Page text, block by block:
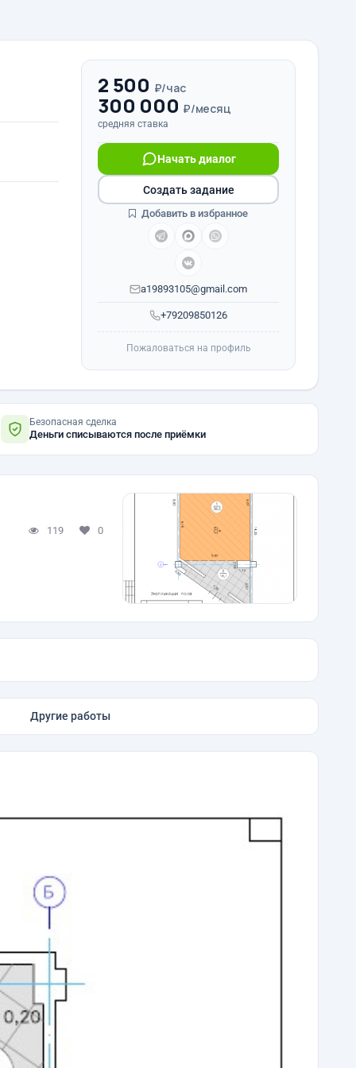
2 500 ₽/час
300 000 ₽/месяц
средняя ставка
+79209850126
Начать диалог
a19893105@gmail.com
Создать задание
Добавить в избранное
Пожаловаться на профиль
Безопасная сделка
Деньги списываются после приёмки
119 0
Другие работы